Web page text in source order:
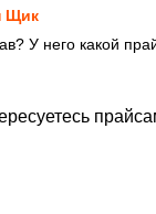
Щик
У него какой